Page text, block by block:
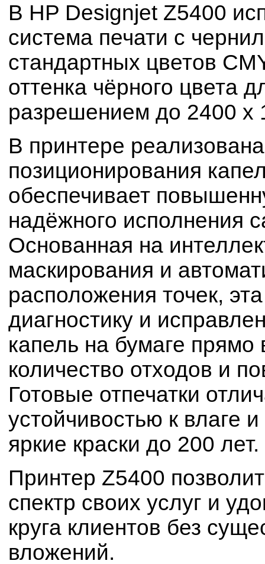
В HP Designjet Z5400
система печати с
стандартных цветов
оттенка чёрного цвета
разрешением до 2400 х
В принтере
позиционирования
обеспечивает
надёжного исполнения
Основанная на
маскирования и
расположения точек,
диагностику и
капель на бумаге
количество отходов и
Готовые отпечатки
устойчивостью к влаге
яркие краски до 200 лет.
Принтер Z5400
спектр своих услуг и
круга клиентов без
вложений.